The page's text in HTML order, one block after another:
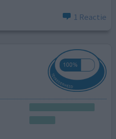
1 Reactie